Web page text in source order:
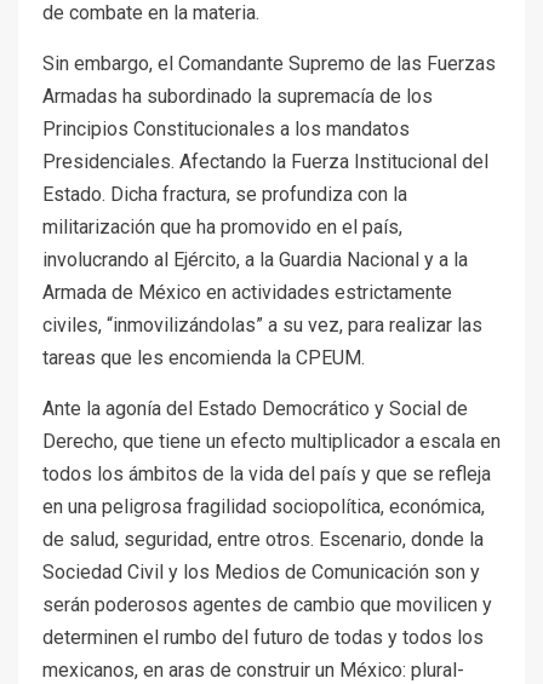
de combate en la materia.
Sin embargo, el Comandante Supremo de las Fuerzas
Armadas ha subordinado la supremacía de los
Principios Constitucionales a los mandatos
Presidenciales. Afectando la Fuerza Institucional del
Estado. Dicha fractura, se profundiza con la
militarización que ha promovido en el país,
involucrando al Ejército, a la Guardia Nacional y a la
Armada de México en actividades estrictamente
civiles, “inmovilizándolas” a su vez, para realizar las
tareas que les encomienda la CPEUM.
Ante la agonía del Estado Democrático y Social de
Derecho, que tiene un efecto multiplicador a escala en
todos los ámbitos de la vida del país y que se refleja
en una peligrosa fragilidad sociopolítica, económica,
de salud, seguridad, entre otros. Escenario, donde la
Sociedad Civil y los Medios de Comunicación son y
serán poderosos agentes de cambio que movilicen y
determinen el rumbo del futuro de todas y todos los
mexicanos, en aras de construir un México: plural-